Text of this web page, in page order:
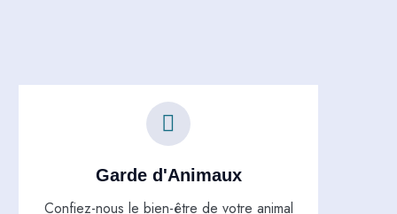
Garde d'Animaux
Confiez-nous le bien-être de votre animal